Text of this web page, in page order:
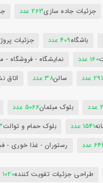
جزئیات جاده سازی263 عدد
باشگاه409 عدد جزئیات
160 عدد نمایشگاه - فروشگاه -
عدد سالن38 عدد اتاق
بلوک مبلمان5066 عدد
1541 عدد بلوک حمام و توالت
عدد رستوران - غذا خوری -
طراحی جزئیات تقویت کننده1020 عدد